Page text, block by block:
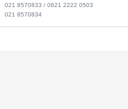
021 8570833 / 0821 2222 0503
021 8570834